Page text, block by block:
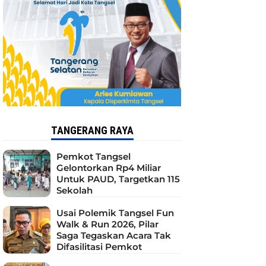
TANGERANG RAYA
Pemkot Tangsel
Gelontorkan Rp4 Miliar
Untuk PAUD, Targetkan 115
Sekolah
Usai Polemik Tangsel Fun
Walk & Run 2026, Pilar
Saga Tegaskan Acara Tak
Difasilitasi Pemkot